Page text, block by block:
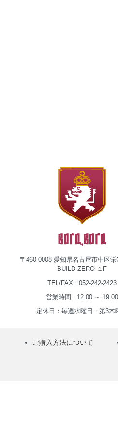
〒460-0008 愛知県名古屋市中区栄
BUILD ZERO １F
TEL/FAX : 052-242-2423
営業時間 : 12:00 ～ 19:00
定休日：毎週水曜日・第3木
ご購入方法について